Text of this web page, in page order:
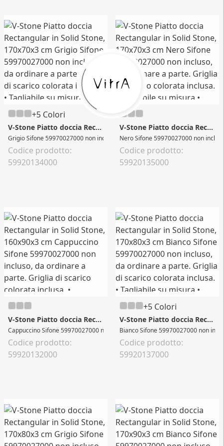
+5 Colori
V-Stone Piatto doccia Rectangular in Solid Stone, 170x70x3 cm
Grigio Sifone 59970027000 non incluso, da ordinare a parte. Griglia di
Codice prodotto:
59920134000
V-Stone Piatto doccia Rectangular in Solid Stone, 170x70x3 cm
Nero Sifone 59970027000 non
Codice prodotto:
59920135000
V-Stone Piatto doccia Rectangular in Solid Stone, 160x90x3 cm
Cappuccino Sifone 59970027000 non incluso, da ordinare a parte. Griglia di
Codice prodotto:
59920132000
+5 Colori
V-Stone Piatto doccia Rectangular in Solid Stone, 170x80x3 cm
Bianco Sifone 59970027000 non
Codice prodotto:
59920137000